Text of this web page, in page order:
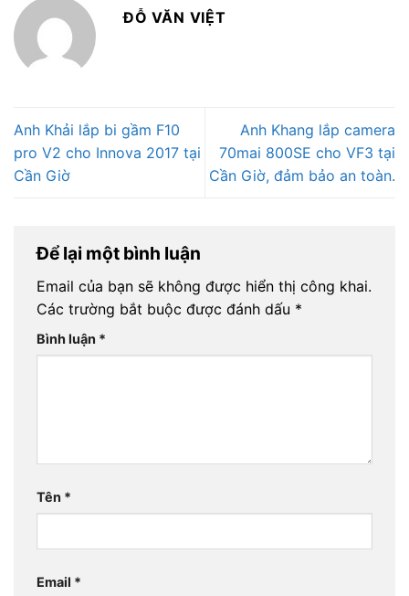
ĐỖ VĂN VIỆT
Anh Khải lắp bi gầm F10
pro V2 cho Innova 2017 tại
Cần Giờ
Anh Khang lắp camera
70mai 800SE cho VF3 tại
Cần Giờ, đảm bảo an toàn.
Để lại một bình luận
Email của bạn sẽ không được hiển thị công khai.
Các trường bắt buộc được đánh dấu *
Bình luận *
Tên *
Email *